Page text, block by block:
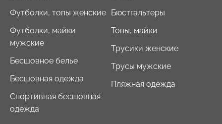
Футболки, топы женские
Футболки, майки
мужские
Бесшовное белье
Бесшовная одежда
Спортивная бесшовная
одежда
Бюстгальтеры
Топы, майки
Трусики женские
Трусы мужские
Пляжная одежда